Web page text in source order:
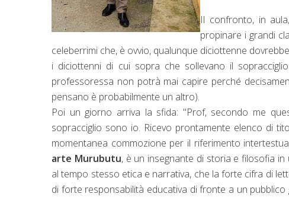
Il confronto, in
propinare i grandi
celeberrimi che, è ovvio, qualunque diciottenne
i diciottenni di cui sopra che sollevano il
professoressa non potrà mai capire perché
pensano è probabilmente un altro).
Poi un giorno arriva la sfida: "Prof, secondo me
sopracciglio sono io. Ricevo prontamente elenco di
momentanea commozione per il riferimento
arte Murubutu, è un insegnante di storia e filosofia
al tempo stesso etica e narrativa, che la forte cifra di
di forte responsabilità educativa di fronte a un